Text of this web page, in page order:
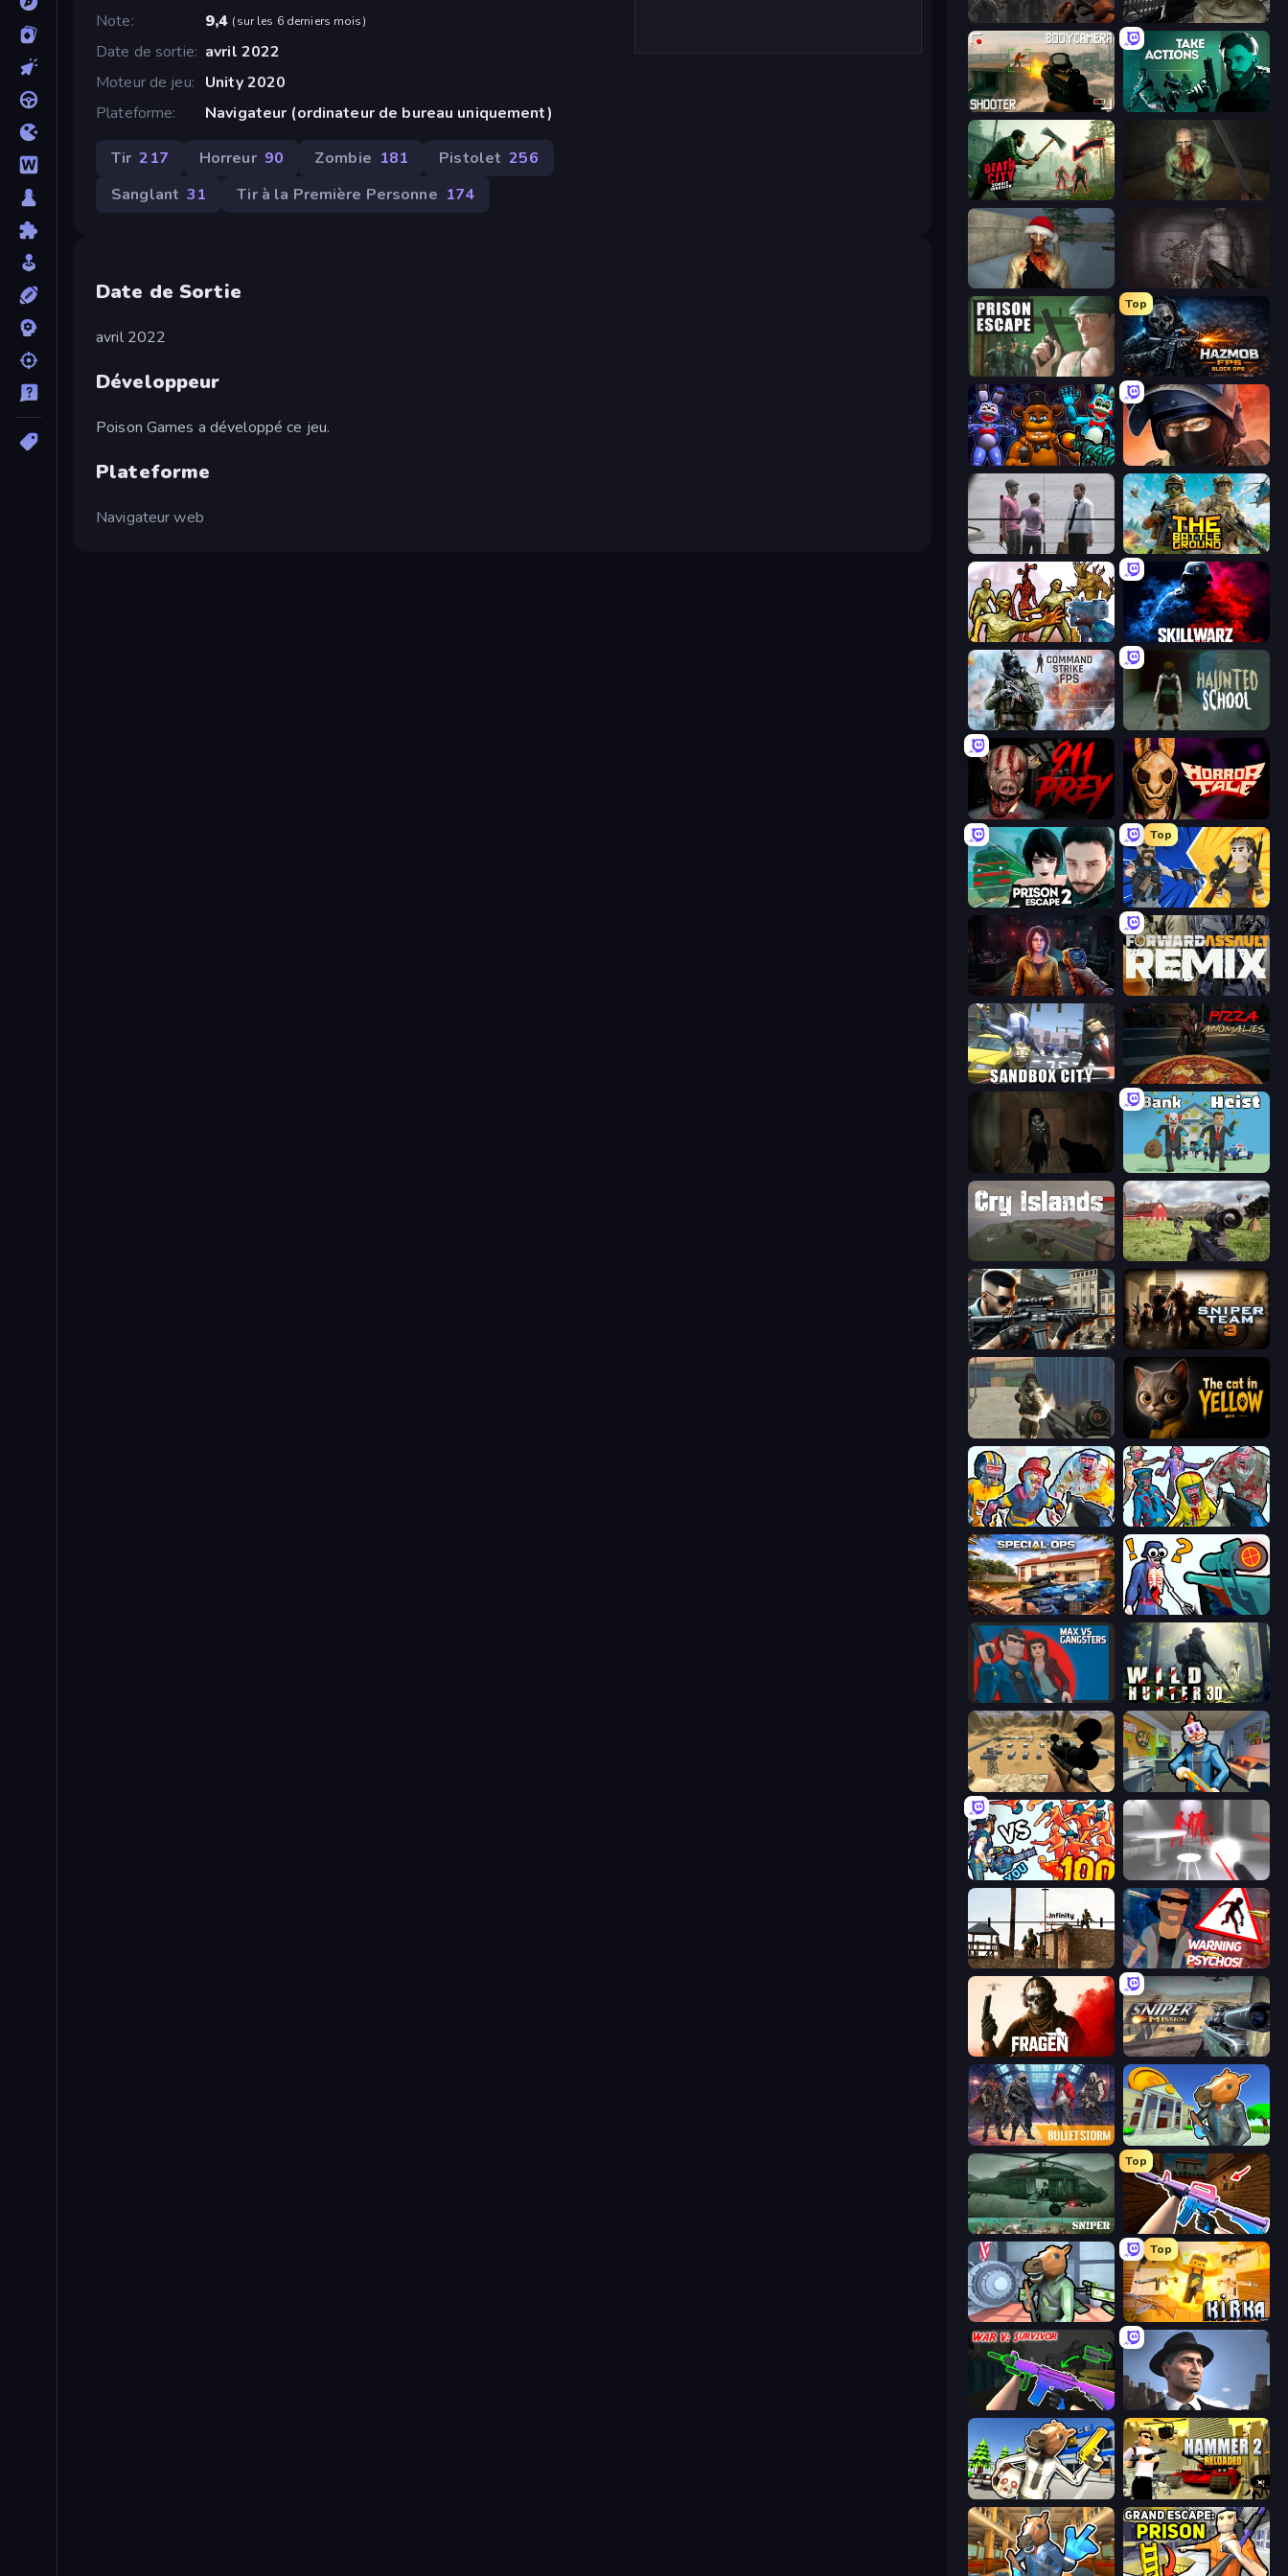
Note
9,4 (sur les 6 derniers mois)
Date de sortie avril 2022
Moteur de jeu
Unity 2020
Plateforme
Navigateur (ordinateur de bureau uniquement)
Tir 217 Horreur 90 Zombie 181 Pistolet 256
Sanglant 31 Tir à la Première Personne 174
Date de Sortie
avril 2022
Développeur
Poison Games a développé ce jeu.
Plateforme
Navigateur web
Path of Survivor C-Virus Game: Outbreak
BodyCamera Shooter Take Actions
Death City Zombie Invasion Shoot Your Nightmare: The Beginning
Prison Escape
Top
Hazmob FPS: Online Shooter
FNaF Shooter Bullet Force
The Battleground
Monster Shooter Apocalypse SkillWarz
Command Strike FPS Haunted School
911: Prey Horror Tale
Prison Escape 2
Top
BuildNow GG
Survival Zone Zombie Outbreak Forward Assault Remix
Sandbox City Pizza Anomalies
Bank Heist
Dead Zed
Sure Shot Sniper Team 3
Masked Forces The Cat in Yellow
Zombies Shooter: Part 2 Zombies Shooter
Special Ops: GO Sniper Shot: Bullet Time
Max vs Gangsters Wild Hunter 3D
Ghost Sniper Save the Hostages
Horde Killer: You vs 100 SuperHot
Lethal Sniper 3D: Army Soldier City of Psychos
Fragen Sniper Mission
Bulletstorm Bank Robbery 3
SNIPER
Top
KS Z
Bank Robbery
Top
Kirka.io
War V: Survivor Downtown 1930s Mafia
Bank Robbery: Escape Hammer 2